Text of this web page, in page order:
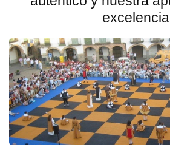
excelencia